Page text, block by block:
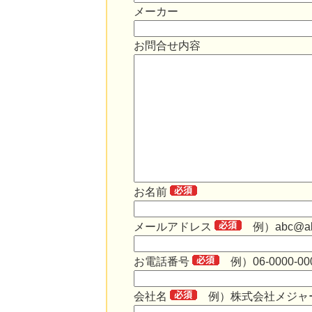
メーカー
お問合せ内容
お名前
メールアドレス 例）
お電話番号 例）06-0000-
会社名 例）株式会社メジャ